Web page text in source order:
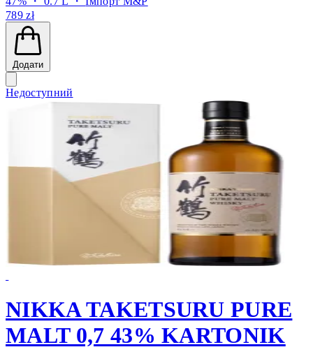
789 zł
Додати
Недоступний
NIKKA TAKETSURU PURE
MALT 0,7 43% KARTONIK